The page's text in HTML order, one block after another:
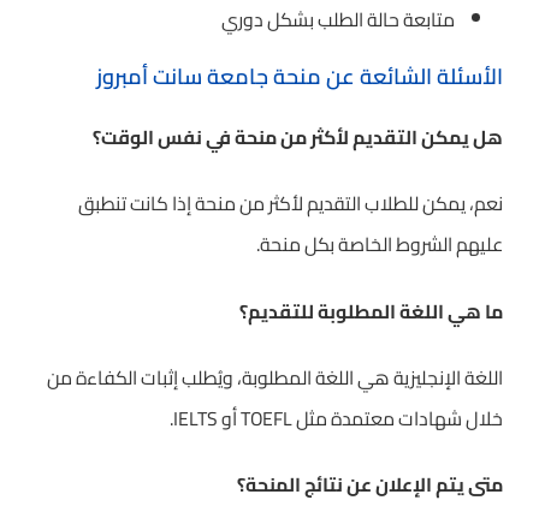
متابعة حالة الطلب بشكل دوري
الأسئلة الشائعة عن منحة جامعة سانت أمبروز
هل يمكن التقديم لأكثر من منحة في نفس الوقت؟
نعم، يمكن للطلاب التقديم لأكثر من منحة إذا كانت تنطبق
عليهم الشروط الخاصة بكل منحة.
ما هي اللغة المطلوبة للتقديم؟
اللغة الإنجليزية هي اللغة المطلوبة، ويُطلب إثبات الكفاءة من
خلال شهادات معتمدة مثل TOEFL أو IELTS.
متى يتم الإعلان عن نتائج المنحة؟